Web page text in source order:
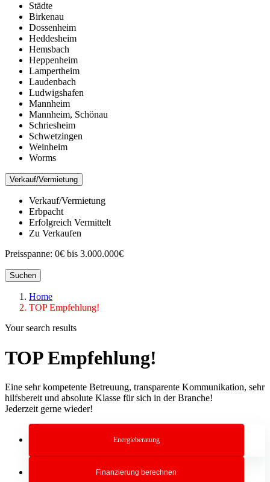
Städte
Birkenau
Dossenheim
Heddesheim
Hemsbach
Heppenheim
Lampertheim
Laudenbach
Ludwigshafen
Mannheim
Mannheim, Schönau
Schriesheim
Schwetzingen
Weinheim
Worms
Verkauf/Vermietung
Verkauf/Vermietung
Erbpacht
Erfolgreich Vermittelt
Zu Verkaufen
Preisspanne: 0€ bis 3.000.000€
Suchen
Home
TOP Empfehlung!
Your search results
TOP Empfehlung!
Eine sehr kompetente Betreuung, transparente Kommunikation, sehr
hilfsbereit und absolute Klasse für sich in der Branche!
Jederzeit gerne wieder!
Energieberatung
Finanzierung berechnen